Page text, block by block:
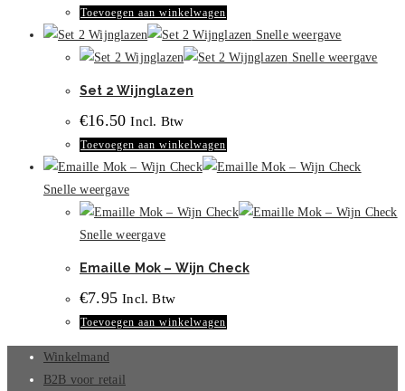
Toevoegen aan winkelwagen
Snelle weergave
Snelle weergave
Set 2 Wijnglazen
€16.50 Incl. Btw
Toevoegen aan winkelwagen
Snelle weergave
Snelle weergave
Emaille Mok – Wijn Check
€7.95 Incl. Btw
Toevoegen aan winkelwagen
Winkelmand
B2B voor retail